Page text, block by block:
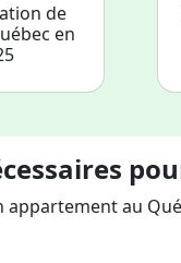
de
en
appartement au